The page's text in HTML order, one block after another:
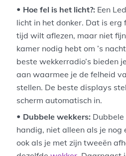
Hoe fel is het licht?: Een
licht in het donker. Dat is erg
tijd wilt aflezen, maar niet
kamer nodig hebt om ’s
beste wekkerradio’s bieden
aan waarmee je de felheid
stellen. De beste displays
scherm automatisch in.
Dubbele wekkers:
handig, niet alleen als je
ook als je met zijn tweeën